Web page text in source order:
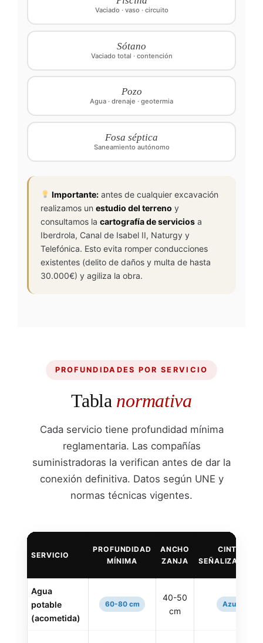
Vaciado · vaso · circuito
Sótano
Vaciado total · contención
Pozo
Agua · drenaje · geotermia
Fosa séptica
Saneamiento autónomo
Importante: antes de cualquier excavación
realizamos un estudio del terreno y
consultamos la cartografía de servicios a
Iberdrola, Canal de Isabel II, Naturgy y
Telefónica. Esto evita romper conducciones
existentes (delito de daños y multa de hasta
30.000€) y agiliza la obra.
PROFUNDIDADES POR SERVICIO
Tabla normativa
Cada servicio tiene profundidad mínima
reglamentaria. Las compañías
suministradoras la verifican antes de dar la
conexión definitiva. Datos según UNE y
normas técnicas vigentes.
SERVICIO
PROFUNDIDAD
MÍNIMA
ANCHO
ZANJA
CINTA
SEÑALIZADORA
Agua
potable
(acometida)
60-80 cm
40-50
cm
Azul